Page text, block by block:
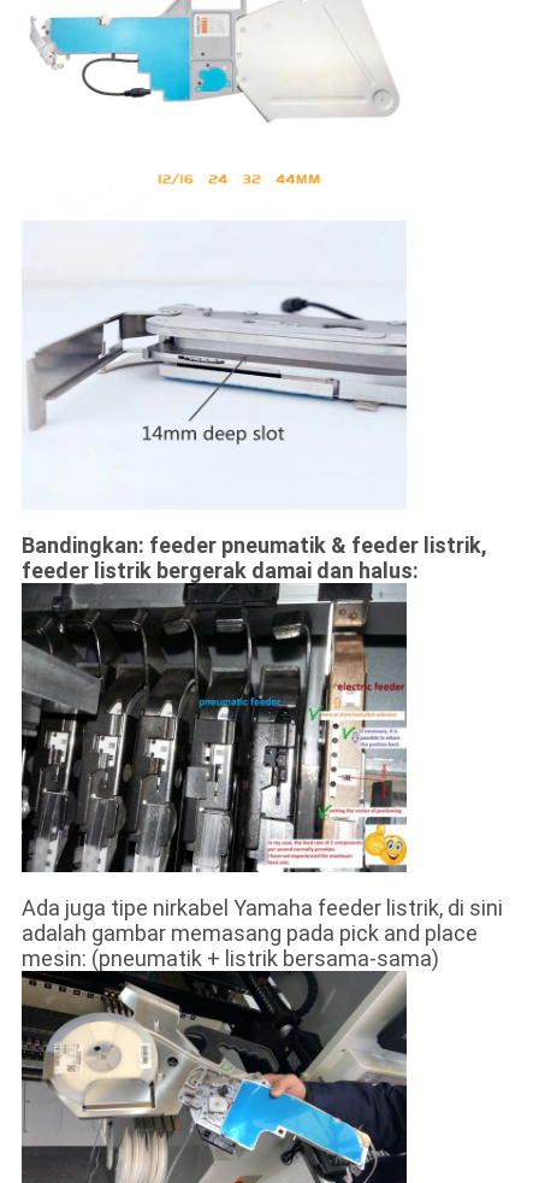
Bandingkan: feeder pneumatik & feeder listrik,
feeder listrik bergerak damai dan halus:
Ada juga tipe nirkabel Yamaha feeder listrik, di sini
adalah gambar memasang pada pick and place
mesin: (pneumatik + listrik bersama-sama)